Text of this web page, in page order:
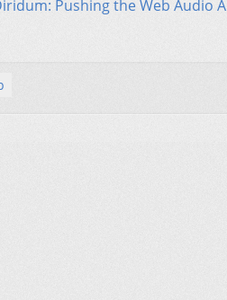
Pushing the Web Audio